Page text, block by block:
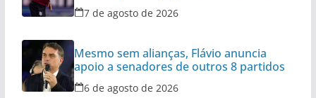
7 de agosto de 2026
Mesmo sem alianças, Flávio anuncia
apoio a senadores de outros 8 partidos
6 de agosto de 2026